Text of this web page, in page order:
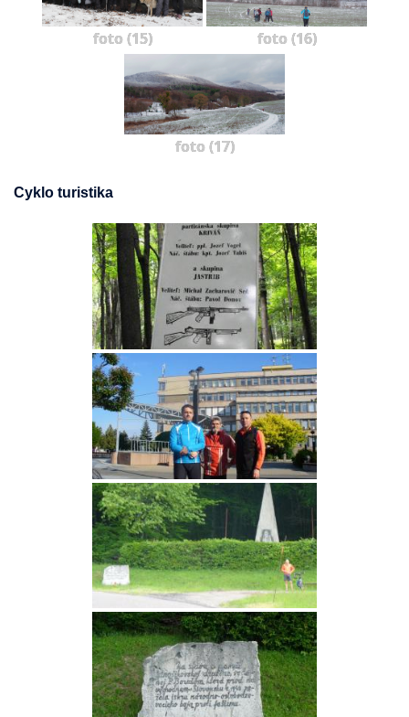
foto (15) foto (16)
foto (17)
Cyklo turistika